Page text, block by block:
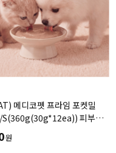
메디코펫 프라임 포켓밀
S(360g(30g*12ea)) 피부
화에 도움주는 가수분해
원